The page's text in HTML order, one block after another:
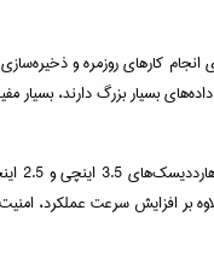
بسیار بزرگ دارند، بسیار
بر افزایش سرعت عملکرد،